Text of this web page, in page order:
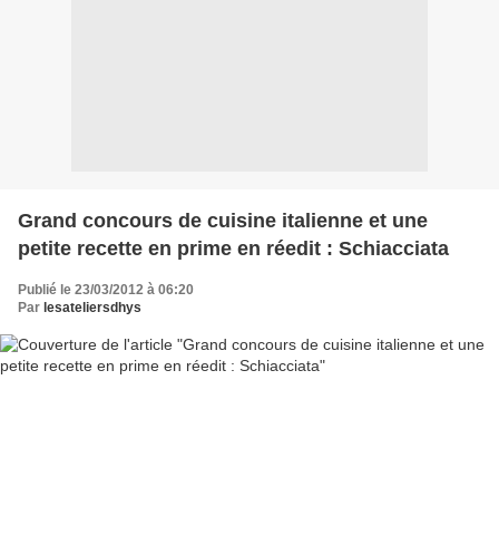
Grand concours de cuisine italienne et une
petite recette en prime en réedit : Schiacciata
Publié le 23/03/2012 à 06:20
Par lesateliersdhys